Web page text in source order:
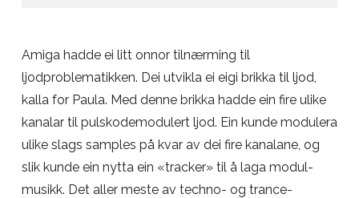
Amiga hadde ei litt onnor tilnærming til
ljodproblematikken. Dei utvikla ei eigi brikka til ljod,
kalla for Paula. Med denne brikka hadde ein fire ulike
kanalar til pulskodemodulert ljod. Ein kunde modulera
ulike slags samples på kvar av dei fire kanalane, og
slik kunde ein nytta ein «tracker» til å laga modul-
musikk. Det aller meste av techno- og trance-